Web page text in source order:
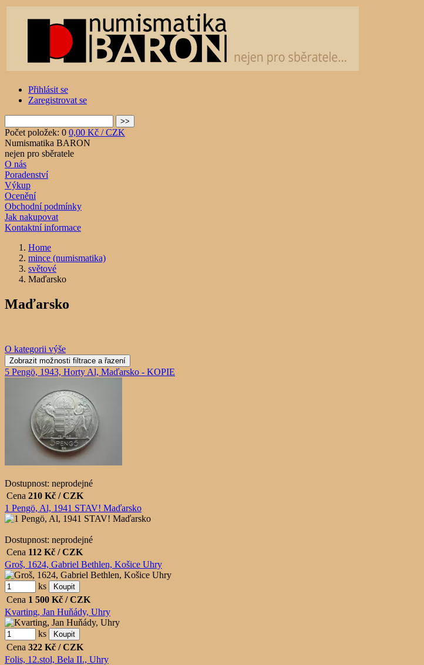
Přihlásit se
Zaregistrovat se
Počet položek: 0 0,00 Kč / CZK
Numismatika BARON
nejen pro sběratele
O nás
Poradenství
Výkup
Ocenění
Obchodní podmínky
Jak nakupovat
Kontaktní informace
Home
mince (numismatika)
světové
Maďarsko
Maďarsko
O kategorii výše
5 Pengö, 1943, Horty Al, Maďarsko - KOPIE
Dostupnost: neprodejné
Cena 210 Kč / CZK
1 Pengö, Al, 1941 STAV! Maďarsko
Dostupnost: neprodejné
Cena 112 Kč / CZK
Groš, 1624, Gabriel Bethlen, Košice Uhry
ks
Cena 1 500 Kč / CZK
Kvarting, Jan Huňády, Uhry
ks
Cena 322 Kč / CZK
Folis, 12.stol, Bela II., Uhry